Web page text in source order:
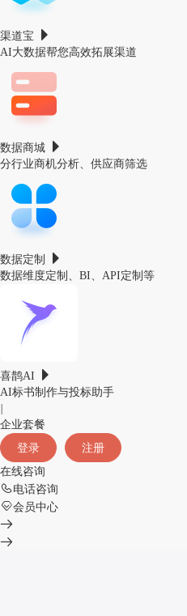
渠道宝
AI大数据帮您高效拓展渠道
数据商城
分行业商机分析、供应商筛选
数据定制
数据维度定制、BI、API定制等
喜鹊AI
AI标书制作与投标助手
企业套餐
登录 注册
在线咨询
电话咨询
会员中心